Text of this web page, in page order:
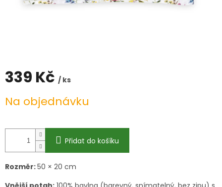
339 Kč / ks
cena:
Na objednávku
Přidat do košíku
Rozměr:50 × 20 cm